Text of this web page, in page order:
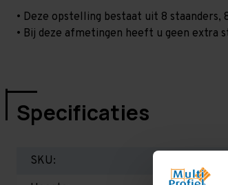
• Deze opstelling bestaat uit 8 staanders,
• Bij deze afmetingen heeft u geen extra
Specificaties
SKU: